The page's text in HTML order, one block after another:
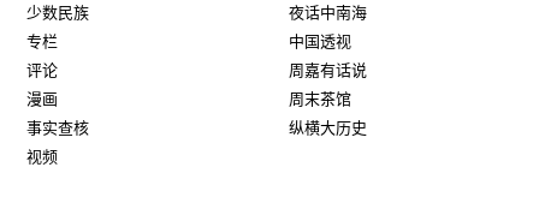
少数民族
专栏
评论
漫画
事实查核
视频
夜话中南海
中国透视
周嘉有话说
周末茶馆
纵横大历史